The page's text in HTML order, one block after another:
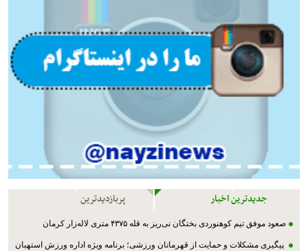
جدیدترین اخبار پربازدیدترین
صعود موفق تیم کوهنوردی بختگان نی‌ریز به قله ۴۳۷۵ متری لاله‌زار کرمان
پیگیری مشکلات و حمایت از قهرمانان ورزشی؛ برنامه ویژه اداره ورزش استهبان